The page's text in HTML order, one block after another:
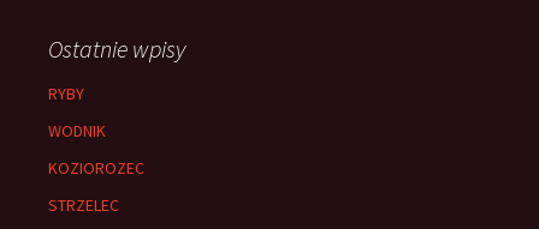
Ostatnie wpisy
RYBY
WODNIK
KOZIOROZEC
STRZELEC